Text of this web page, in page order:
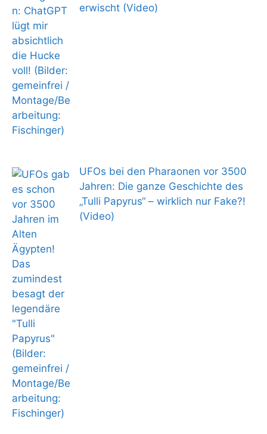
erwischt (Video)
UFOs bei den Pharaonen vor 3500
Jahren: Die ganze Geschichte des
„Tulli Papyrus“ – wirklich nur Fake?!
(Video)